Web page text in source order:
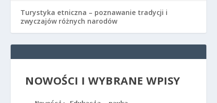
Turystyka etniczna – poznawanie tradycji i
zwyczajów różnych narodów
NOWOŚCI I WYBRANE WPISY